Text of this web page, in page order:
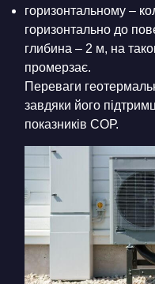
горизонтальному –
горизонтально до
глибина – 2 м, на
промерзає.
Переваги
завдяки його
показників СОР.